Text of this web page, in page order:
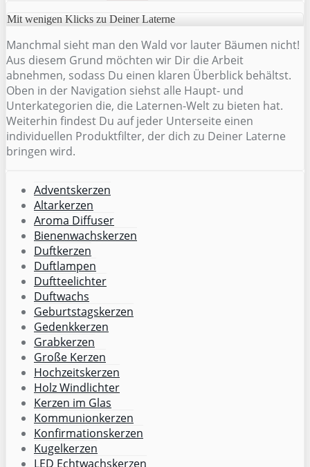
Mit wenigen Klicks zu Deiner Laterne
Manchmal sieht man den Wald vor lauter Bäumen nicht!
Aus diesem Grund möchten wir Dir die Arbeit
abnehmen, sodass Du einen klaren Überblick behältst.
Oben in der Navigation siehst alle Haupt- und
Unterkategorien die, die Laternen-Welt zu bieten hat.
Weiterhin findest Du auf jeder Unterseite einen
individuellen Produktfilter, der dich zu Deiner Laterne
bringen wird.
Adventskerzen
Altarkerzen
Aroma Diffuser
Bienenwachskerzen
Duftkerzen
Duftlampen
Duftteelichter
Duftwachs
Geburtstagskerzen
Gedenkkerzen
Grabkerzen
Große Kerzen
Hochzeitskerzen
Holz Windlichter
Kerzen im Glas
Kommunionkerzen
Konfirmationskerzen
Kugelkerzen
LED Echtwachskerzen